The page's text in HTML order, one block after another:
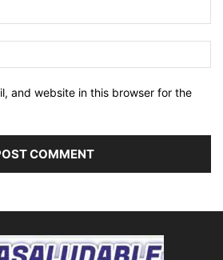
and website in this browser for the